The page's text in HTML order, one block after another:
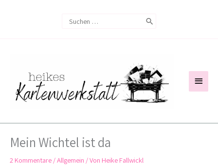
Search
Mein Wichtel ist da
2 Kommentare /Allgemein / Von Heike Fallwickl